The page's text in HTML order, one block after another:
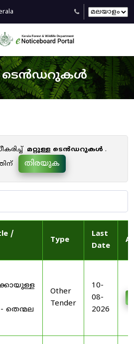
ടെൻഡറുകൾ
മറ്റുള്ള ടെൻഡറുകൾ .
തിരയുക
/
Type
Last
Date
തെന്മല
Other
Tender
10-
08-
2026